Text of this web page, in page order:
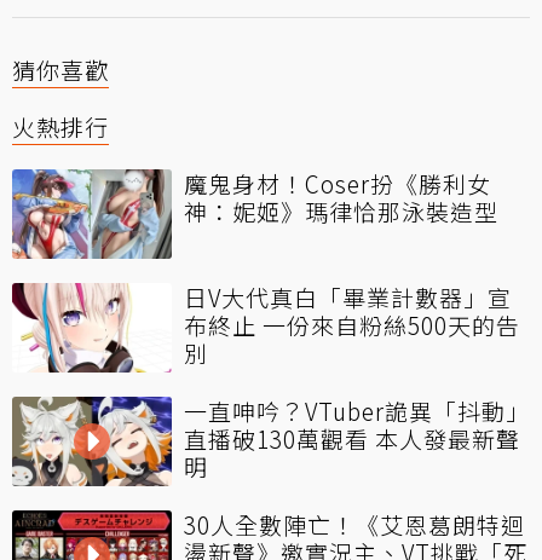
猜你喜歡
火熱排行
魔鬼身材！Coser扮《勝利女
神：妮姬》瑪律恰那泳裝造型
日V大代真白「畢業計數器」宣
布終止 一份來自粉絲500天的告
別
一直呻吟？VTuber詭異「抖動」
直播破130萬觀看 本人發最新聲
明
30人全數陣亡！《艾恩葛朗特迴
盪新聲》邀實況主、VT挑戰「死